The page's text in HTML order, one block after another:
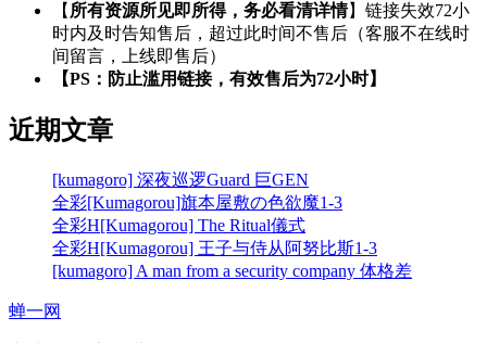
【 所有资源所见即所得，务必看清详情】链接失效72小
时内及时告知售后，超过此时间不售后（客服不在线时
间留言，上线即售后）
【PS：防止滥用链接，有效售后为72小时】
近期文章
[kumagoro] 深夜巡逻Guard 巨GEN
全彩[Kumagorou]旗本屋敷の色欲魔1-3
全彩H[Kumagorou] The Ritual儀式
全彩H[Kumagorou] 王子与侍从阿努比斯1-3
[kumagoro] A man from a security company 体格差
蝉一网